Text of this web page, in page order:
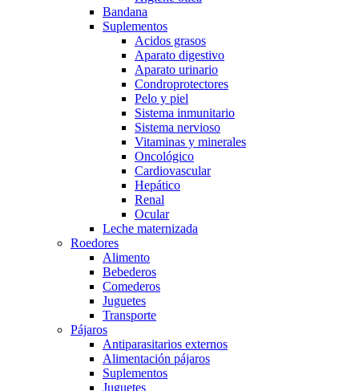
Bandana
Suplementos
Acidos grasos
Aparato digestivo
Aparato urinario
Condroprotectores
Pelo y piel
Sistema inmunitario
Sistema nervioso
Vitaminas y minerales
Oncológico
Cardiovascular
Hepático
Renal
Ocular
Leche maternizada
Roedores
Alimento
Bebederos
Comederos
Juguetes
Transporte
Pájaros
Antiparasitarios externos
Alimentación pájaros
Suplementos
Juguetes